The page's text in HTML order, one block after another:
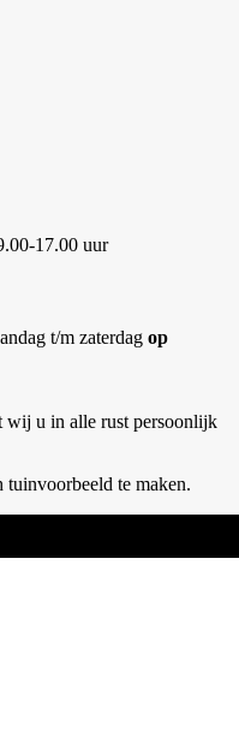
17.00 uur
t/m zaterdag op
wij u in alle rust persoonlijk
tuinvoorbeeld te maken.